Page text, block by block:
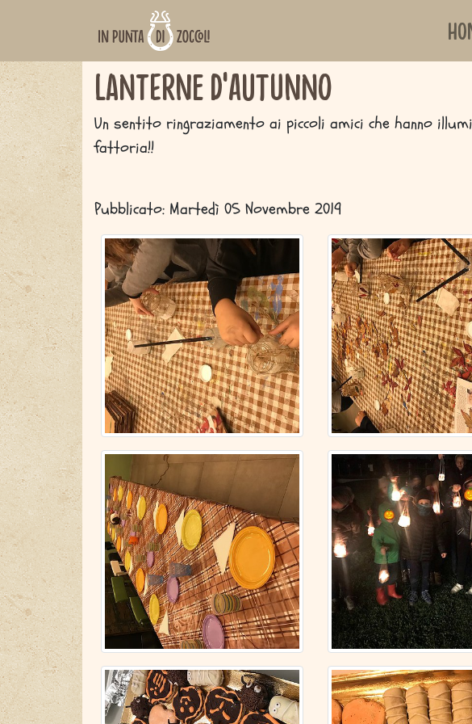
www.inpuntadizoccoli.it
Lanterne d'Autunno
Un sentito ringraziamento ai piccoli amici che hanno
fattoria!!
Pubblicato: Martedì 05 Novembre 2019